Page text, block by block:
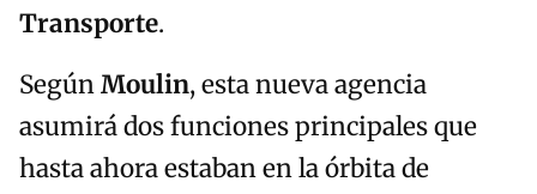
Transporte.
SegúnMoulin, esta nueva agencia
asumirá dos funciones principales que
hasta ahora estaban en la órbita de